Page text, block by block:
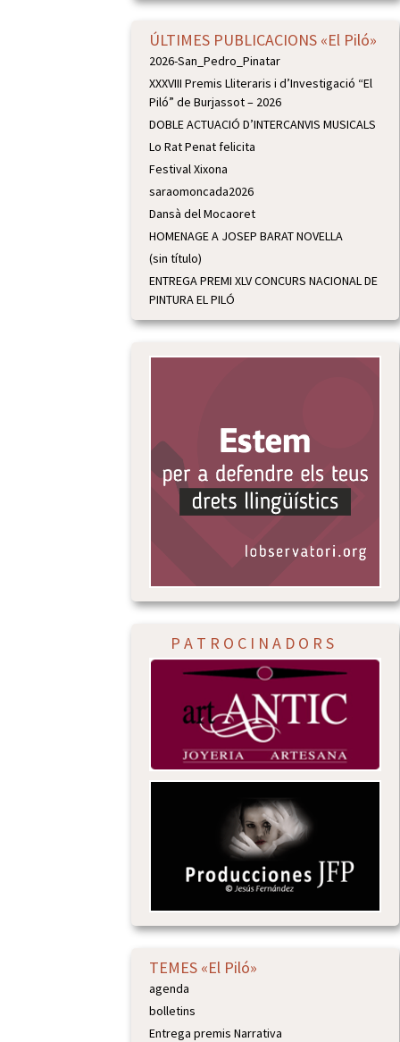
ÚLTIMES PUBLICACIONS «El Piló»
2026-San_Pedro_Pinatar
XXXVIII Premis Lliteraris i d’Investigació “El
Piló” de Burjassot – 2026
DOBLE ACTUACIÓ D’INTERCANVIS MUSICALS
Lo Rat Penat felicita
Festival Xixona
saraomoncada2026
Dansà del Mocaoret
HOMENAGE A JOSEP BARAT NOVELLA
(sin título)
ENTREGA PREMI XLV CONCURS NACIONAL DE
PINTURA EL PILÓ
P A T R O C I N A D O R S
TEMES «El Piló»
agenda
bolletins
Entrega premis Narrativa